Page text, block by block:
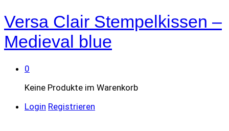
Versa Clair Stempelkissen –
Medieval blue
0
Keine Produkte im Warenkorb
Login Registrieren